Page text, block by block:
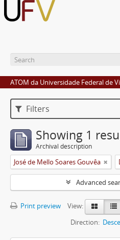
ATOM da Universidade Federal de
Filters
Showing 1
Archival description
José de Mello Soares Gouvêa
Advanced
Print preview
View:
Direction: